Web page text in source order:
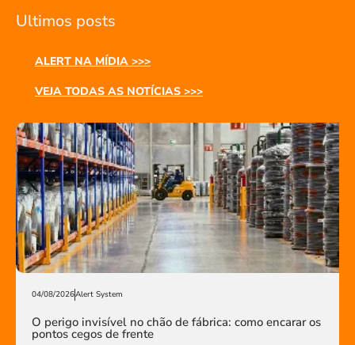
Ultimos posts
ALERT NA MÍDIA >>>
VEJA TODAS AS NOTÍCIAS >>>
04/08/2026Alert System
O perigo invisível no chão de fábrica: como encarar os
pontos cegos de frente